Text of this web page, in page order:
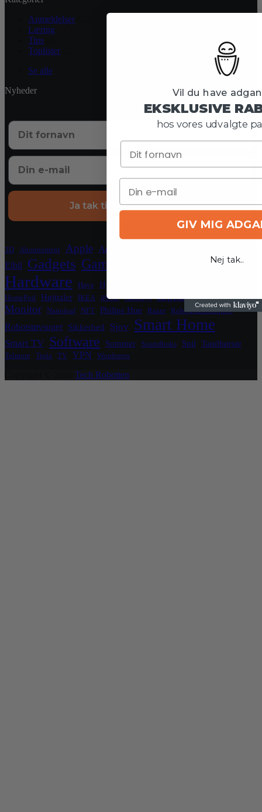
Anmeldelser
Læring
Tips
Toplister
Se alle
Nyheder
Ja tak til eksklusive tilbud
3D Abonnement Apple Aqara
Elbil Gadgets Gaming
Hardware Have Hjemmekontor
HomePod
Højttaler IKEA iPhone Kæledyr Legetøj Luftrenser
Monitor Nanoleaf NFT Philips Hue Razer Robotplæneklipper
Robotstøvsuger Sikkerhed Sjov Smart Home
Smart TV Software Sommer Soundboks Spil Tandbørste
Telmore Tesla TV VPN Wordpress
Tech Robotten
Vil du have
EKSKLUSIVE
hos vores udvalgte
GIV MIG
Nej tak..